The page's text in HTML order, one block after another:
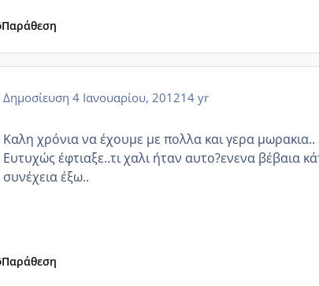
Παράθεση
Δημοσίευση 4 Ιανουαρίου, 201214 yr
Καλη χρόνια να έχουμε με πολλα και γερα μωρακια..
Ευτυχώς έφτιαξε..τι χαλι ήταν αυτο?ενενα βέβαια
συνέχεια έξω..
Παράθεση